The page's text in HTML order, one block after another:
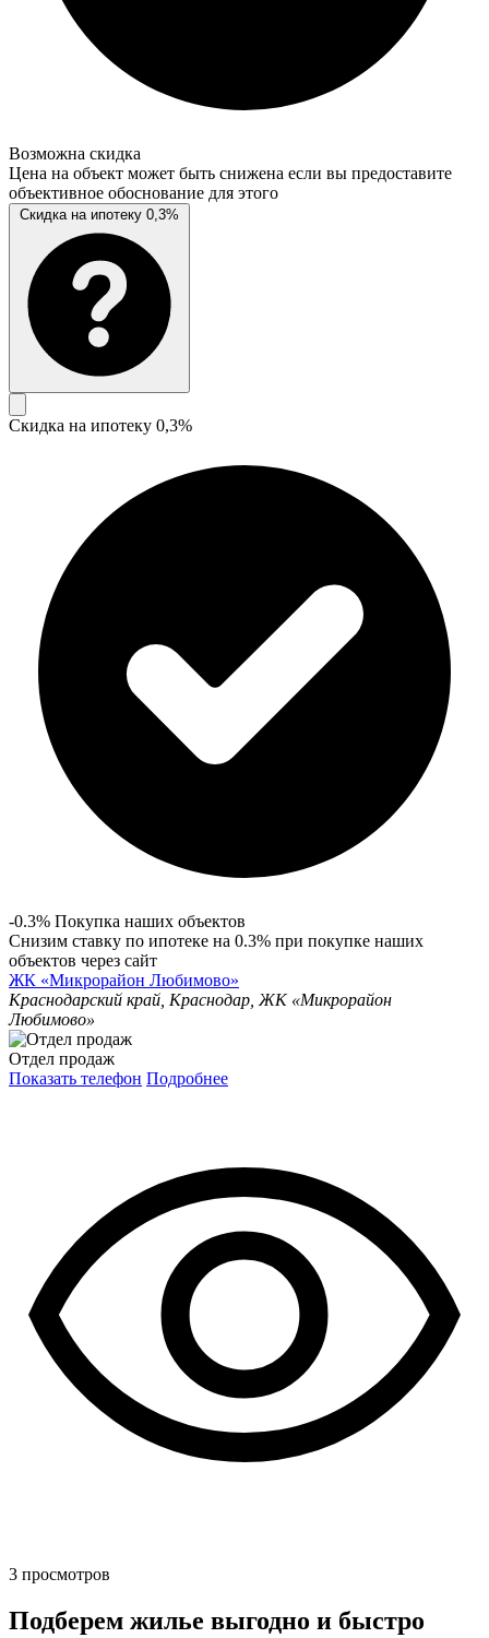
Возможна скидка
Цена на объект может быть снижена если вы предоставите
объективное обоснование для этого
Скидка на ипотеку 0,3%
Скидка на ипотеку 0,3%
-0.3% Покупка наших объектов
Снизим ставку по ипотеке на 0.3% при покупке наших
объектов через сайт
ЖК «Микрорайон Любимово»
Краснодарский край, Краснодар, ЖК «Микрорайон
Любимово»
Отдел продаж
Показать телефон Подробнее
3 просмотров
Подберем жилье выгодно и быстро